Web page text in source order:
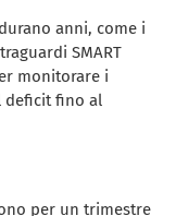
anni, come i
SMART
monitorare i
deficit fino al
per un trimestre